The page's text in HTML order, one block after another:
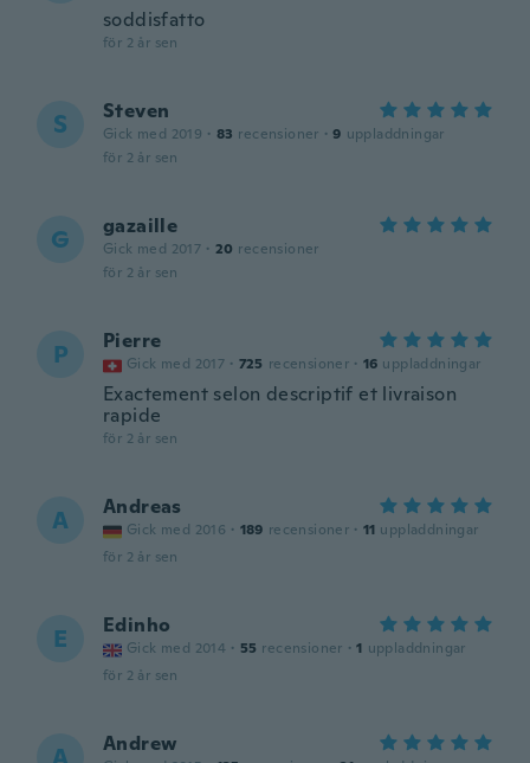
soddisfatto
för 2 år sen
S Steven
Gick med 2019 · 83 recensioner · 9 uppladdningar
för 2 år sen
G gazaille
Gick med 2017 · 20 recensioner
för 2 år sen
P Pierre
Gick med 2017 · 725 recensioner · 16 uppladdningar
Exactement selon descriptif et livraison
rapide
för 2 år sen
A Andreas
Gick med 2016 · 189 recensioner · 11 uppladdningar
för 2 år sen
E Edinho
Gick med 2014 · 55 recensioner · 1 uppladdningar
för 2 år sen
Andrew